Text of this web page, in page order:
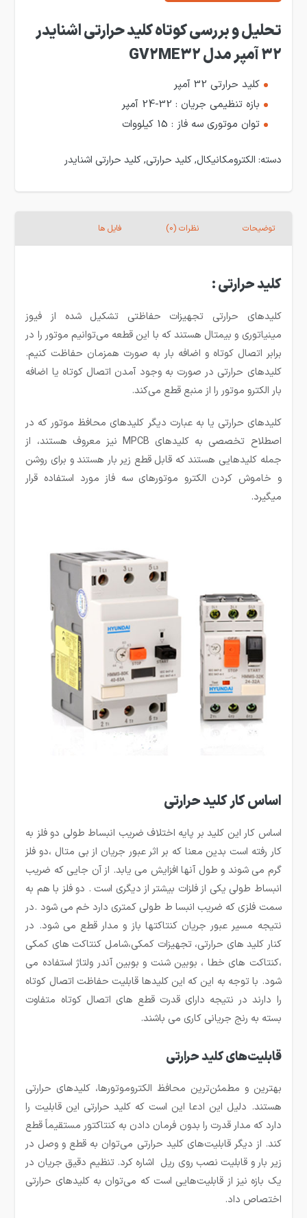
تحلیل و بررسی کوتاه کلید حرارتی اشنایدر
32 آمپر مدل GV2ME32
کلید حرارتی 32 آمپر
بازه تنظیمی جریان : 32-24 آمپر
توان موتوری سه فاز : 15 کیلووات
دسته: الکترومکانیکال,کلید حرارتی,کلید حرارتی اشنایدر
توضیحات نظرات (0) فایل ها
کلید حرارتی :
کلید‌های حرارتی تجهیزات حفاظتی تشکیل شده از فیوز
مینیاتوری و بیمتال هستند که با این قطعه می‌توانیم موتور را در
برابر اتصال کوتاه و اضافه بار به صورت همزمان حفاظت کنیم.
کلید‌های حرارتی در صورت به وجود آمدن اتصال کوتاه یا اضافه
بار الکترو موتور را از منبع قطع می‌کند.
کلید‌های حرارتی یا به عبارت دیگر کلید‌های محافظ موتور که در
اصطلاح تخصصی به کلید‌های MPCB نیز معروف هستند، از
جمله کلید‌هایی هستند که قابل قطع زیر بار هستند و برای روشن
و خاموش کردن الکترو موتور‌های سه فاز مورد استفاده قرار
میگیرد.
اساس کار کلید حرارتی
اساس کار این کلید بر پایه اختلاف ضریب انبساط طولی دو فلز به
کار رفته است بدین معنا که بر اثر عبور جریان از بی متال ،دو فلز
گرم می شوند و طول آنها افزایش می یابد. از آن جایی که ضریب
انبساط طولی یکی از فلزات بیشتر از دیگری است . دو فلز با هم به
سمت فلزی که ضریب انبسا ط طولی کمتری دارد خم می شود .در
نتیجه مسیر عبور جریان کنتاکتها باز و مدار قطع می شود. در
کنار کلید های حرارتی، تجهیزات کمکی،شامل کنتاکت های کمکی
،کنتاکت های خطا ، بوبین شنت و بوبین آندر ولتاژ استفاده می
شود. با توجه به این که این کلیدها قابلیت حفاظت اتصال کوتاه
را دارند در نتیجه دارای قدرت قطع های اتصال کوتاه متفاوت
بسته به رنج جریانی کاری می باشند.
قابلیت‌های کلید حرارتی
بهترین و مطمئن‌ترین محافظ الکتروموتورها، کلیدهای حرارتی
هستند. دلیل این ادعا این است که کلید حرارتی این قابلیت را
دارد که مدار قدرت را بدون فرمان دادن به کنتاکتور مستقیماً قطع
کند. از دیگر قابلیت‌های کلید حرارتی می‌توان به قطع و وصل در
زیر بار و قابلیت نصب روی ریل اشاره کرد. تنظیم دقیق جریان در
یک بازه نیز از قابلیت‌هایی است که می‌توان به کلیدهای حرارتی
اختصاص داد.